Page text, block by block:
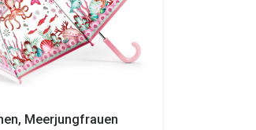
Meerjungfrauen